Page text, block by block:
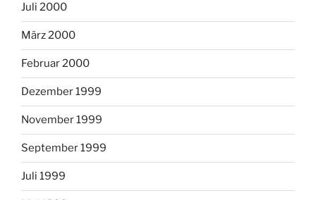
Juli 2000
März 2000
Februar 2000
Dezember 1999
November 1999
September 1999
Juli 1999